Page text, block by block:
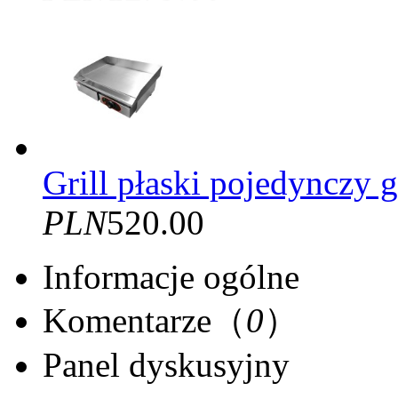
Grill płaski pojedynczy
PLN520.00
Informacje ogólne
Komentarze（0）
Panel dyskusyjny